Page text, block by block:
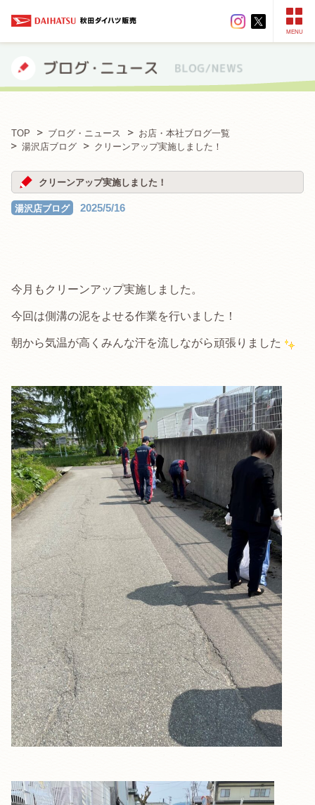
MENU
TOP ブログ・ニュース
お店・本社ブログ一覧
湯沢店ブログ
クリーンアップ実施しました！
クリーンアップ実施しました！
湯沢店ブログ 2025/5/16
今月もクリーンアップ実施しました。
今回は側溝の泥をよせる作業を行いました！
朝から気温が高くみんな汗を流しながら頑張りました